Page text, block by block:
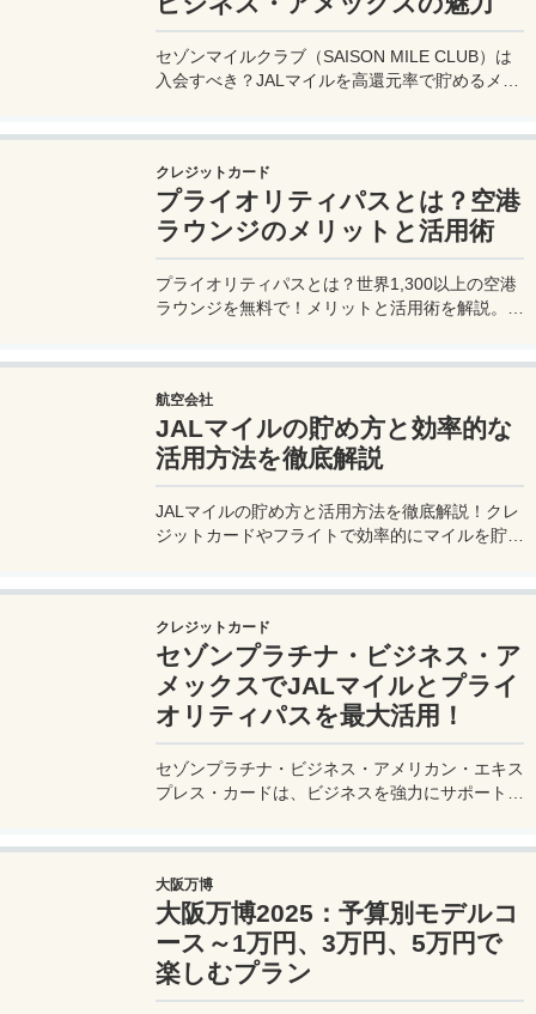
セゾンマイルクラブ（SAISON MILE CLUB）は
入会すべき？JALマイルを高還元率で貯めるメリ
クレジットカード
プライオリティパスとは？空港
ラウンジのメリットと活用術
プライオリティパスとは？世界1,300以上の空港
ラウンジを無料で！メリットと活用術を解説。セ
航空会社
JALマイルの貯め方と効率的な
活用方法を徹底解説
JALマイルの貯め方と活用方法を徹底解説！クレ
ジットカードやフライトで効率的にマイルを貯
クレジットカード
セゾンプラチナ・ビジネス・ア
メックスでJALマイルとプライ
オリティパスを最大活用！
セゾンプラチナ・ビジネス・アメリカン・エキス
プレス・カードは、ビジネスを強力にサポートす
最適です。初年度の年会費無料も魅力。ステータ
スと実用性を兼ね備えたビジネスカードで、あな
たのビジネスをワンランクアップさせませんか？
大阪万博
大阪万博2025：予算別モデルコ
ース～1万円、3万円、5万円で
楽しむプラン